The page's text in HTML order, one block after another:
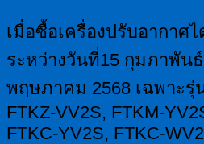
เมื่อซื้อเครื่องปรับอากาศ
ระหว่างวันที่15 กุมภาพันธ์
พฤษภาคม 2568 เฉพาะรุ่
FTKZ-VV2S, FTKM-
FTKC-YV2S, FTKC-